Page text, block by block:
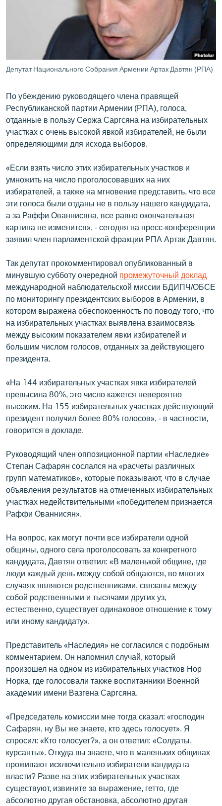
ՄԵԿՆԱԲԱՆՈՒԹՅՈՒՆ
ԿՈՐՈՆԱՎԻՐՈՒՍ
ԱՐԽԻՎ
ՏԵՍԱՆՅՈՒԹԵՐ
ԲԱՆԱՎԵՃ
ՁԳՏԵԼՈՎ ԼԱՎԱԳՈՒՅՆԻՆ
ՓՈԴՔԱՍԹ
Հայերեն
English
ՀԵՏԵՎԵՔ ՄԵԶ
«Ազատության» բոլոր կայքերը
Депутат Национального Собрания Армении Артак Давтян (РПА)
По убеждению руководящего члена правящей
Республиканской партии Армении (РПА), голоса,
отданные в пользу Сержа Саргсяна на избирательных
участках с очень высокой явкой избирателей, не были
определяющими для исхода выборов.
«Если взять число этих избирательных участков и
умножить на число проголосовавших на них
избирателей, а также на мгновение представить, что все
эти голоса были отданы не в пользу нашего кандидата,
а за Раффи Ованнисяна, все равно окончательная
картина не изменится», - сегодня на пресс-конференции
заявил член парламентской фракции РПА Артак Давтян.
Так депутат прокомментировал опубликованный в
минувшую субботу очередной промежуточный доклад
международной наблюдательской миссии БДИПЧ/ОБСЕ
по мониторингу президентских выборов в Армении, в
котором выражена обеспокоенность по поводу того, что
на избирательных участках выявлена взаимосвязь
между высоким показателем явки избирателей и
большим числом голосов, отданных за действующего
президента.
«На 144 избирательных участках явка избирателей
превысила 80%, это число кажется невероятно
высоким. На 155 избирательных участках действующий
президент получил более 80% голосов», - в частности,
говорится в докладе.
Руководящий член оппозиционной партии «Наследие»
Степан Сафарян сослался на «расчеты различных
групп математиков», которые показывают, что в случае
объявления результатов на отмеченных избирательных
участках недействительными «победителем признается
Раффи Ованнисян».
На вопрос, как могут почти все избиратели одной
общины, одного села проголосовать за конкретного
кандидата, Давтян ответил: «В маленькой общине, где
люди каждый день между собой общаются, во многих
случаях являются родственниками, связаны между
собой родственными и тысячами других уз,
естественно, существует одинаковое отношение к тому
или иному кандидату».
Представитель «Наследия» не согласился с подобным
комментарием. Он напомнил случай, который
произошел на одном из избирательных участков Нор
Норка, где голосовали также воспитанники Военной
академии имени Вазгена Саргсяна.
«Председатель комиссии мне тогда сказал: «господин
Сафарян, ну Вы же знаете, кто здесь голосует». Я
спросил: «Кто голосует?», а он ответил: «Солдаты,
курсанты». Откуда вы знаете, что в маленьких общинах
проживают исключительно избиратели кандидата
власти? Разве на этих избирательных участках
существуют, извините за выражение, гетто, где
абсолютно другая обстановка, абсолютно другая